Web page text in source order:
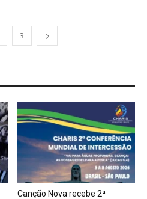
3
Canção Nova recebe 2ª